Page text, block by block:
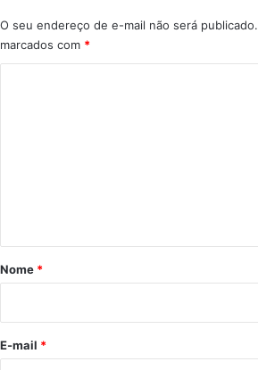
r
i
ó
a
O seu endereço de e-mail não será publicado.
marcados com *
r
*
Nome *
E-mail *